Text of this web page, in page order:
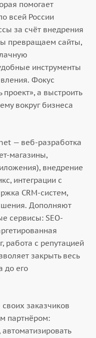
помогает
всей России
за счёт внедрения
превращаем сайты,
инструменты
Фокус
а выстроить
вокруг бизнеса
— веб-разработка
магазины,
внедрение
интеграции с
CRM-систем,
Дополняют
сервисы: SEO-
работа с репутацией
закрыть весь
до его
заказчиков
партнёром:
автоматизировать